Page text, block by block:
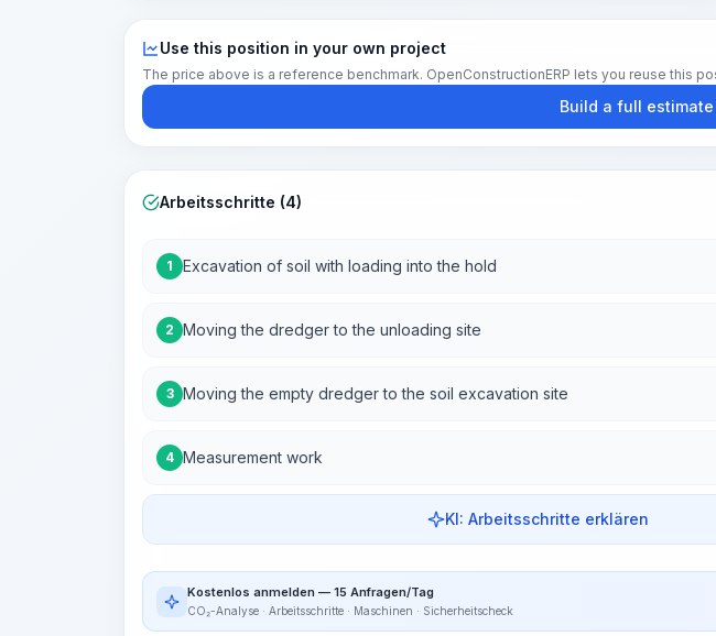
Use this position in your own project
The price above is a reference benchmark. OpenConstructionERP lets you reuse this
Build a full estimate
Arbeitsschritte (4)
1 Excavation of soil with loading into the hold
2 Moving the dredger to the unloading site
3 Moving the empty dredger to the soil excavation site
4 Measurement work
KI: Arbeitsschritte erklären
Kostenlos anmelden — 15 Anfragen/Tag
CO₂-Analyse · Arbeitsschritte · Maschinen · Sicherheitscheck